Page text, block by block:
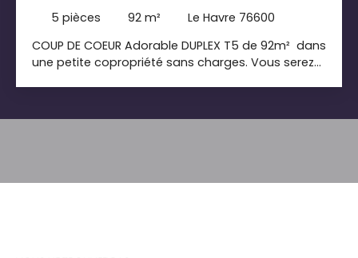
5 pièces 92 m²
Le Havre 76600
COUP DE COEUR Adorable DUPLEX T5 de 92m² dans
une petite copropriété sans charges. Vous serez
privatif deux voitures, cave. chauffage individuel